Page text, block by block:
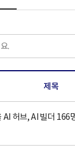
제목